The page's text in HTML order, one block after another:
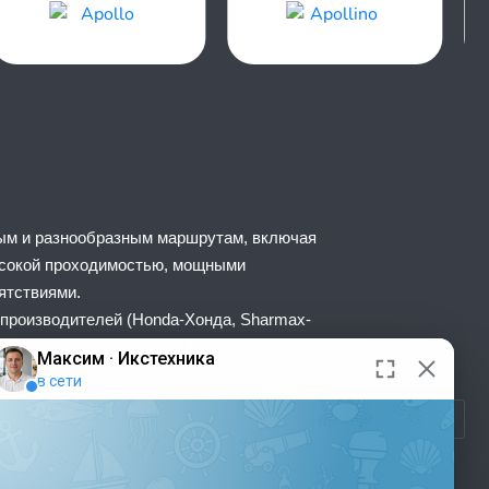
и разнообразным маршрутам, включая
проходимостью, мощными
(Honda-Хонда, Sharmax-
и опытных райдеров. Кроме того, в